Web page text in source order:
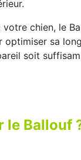
chien, le
optimiser sa
soit
le Ballouf